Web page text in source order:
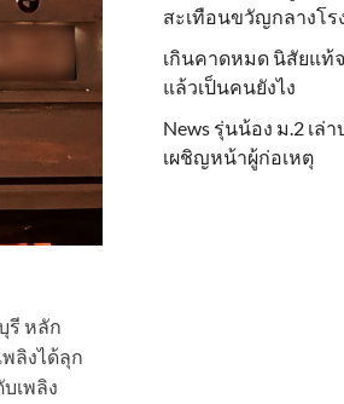
รี หลัก
พลิงได้ลุก
เพลิง
สะเทือนขวัญกลางโร
เกินคาดหมด นิสัยแท้จ
แล้วเป็นคนยังไง
News รุ่นน้อง ม.2 เ
เผชิญหน้าผู้ก่อเหตุ